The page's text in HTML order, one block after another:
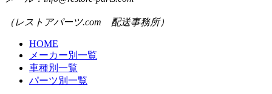
（レストアパーツ.com 配送事務所）
HOME
メーカー別一覧
車種別一覧
パーツ別一覧